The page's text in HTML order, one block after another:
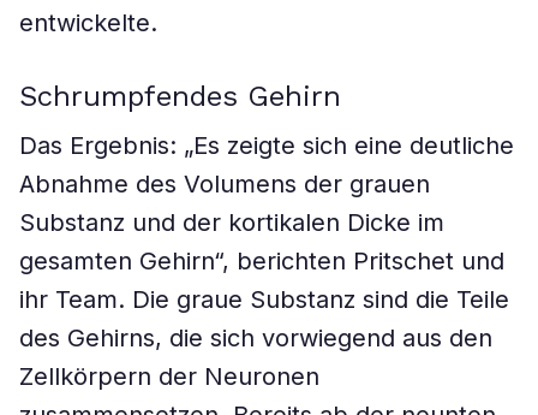
entwickelte.
Schrumpfendes Gehirn
Das Ergebnis: „Es zeigte sich eine deutliche
Abnahme des Volumens der grauen
Substanz und der kortikalen Dicke im
gesamten Gehirn“, berichten Pritschet und
ihr Team. Die graue Substanz sind die Teile
des Gehirns, die sich vorwiegend aus den
Zellkörpern der Neuronen